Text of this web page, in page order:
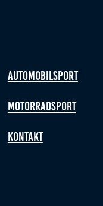
Automobilsport
Motorradsport
Kontakt